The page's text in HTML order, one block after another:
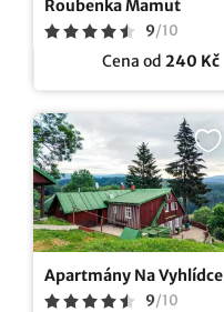
Roubenka Mamut
9/10
Cena od 240 Kč
Apartmány Na Vyhlídce
9/10